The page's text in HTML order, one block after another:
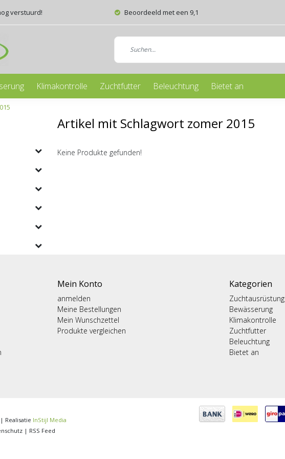
verstuurd! Beoordeeld met een 9,1
Klimakontrolle Zuchtfutter Beleuchtung Bietet an
Artikel mit Schlagwort zomer 2015
Keine Produkte gefunden!
Mein Konto
anmelden
Meine Bestellungen
Mein Wunschzettel
Produkte vergleichen
Kategorien
Zuchtausrüstung
Bewässerung
Klimakontrolle
Zuchtfutter
Beleuchtung
Bietet an
Realisatie InStijl Media
| RSS Feed